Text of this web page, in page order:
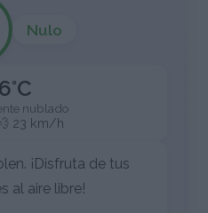
Nulo
nublado
23 km/h
¡Disfruta de tus
al aire libre!